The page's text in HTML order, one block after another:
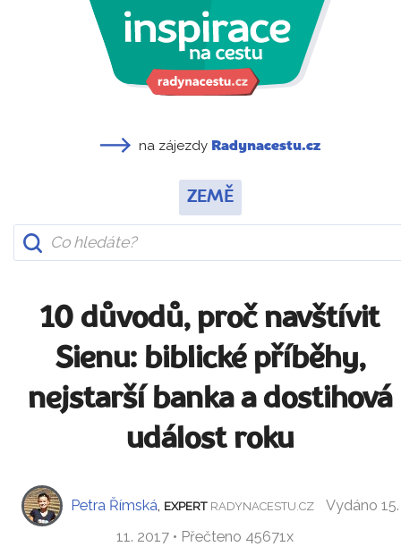
na zájezdy Radynacestu.cz
ZEMĚ
10 důvodů, proč navštívit
Sienu: biblické příběhy,
nejstarší banka a dostihová
událost roku
Petra Římská EXPERT RADYNACESTU.CZ
Vydáno 15.
11. 2017 • Přečteno 45671x